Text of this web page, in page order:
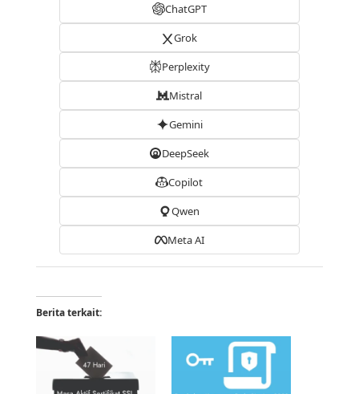
ChatGPT
Grok
Perplexity
Mistral
Gemini
DeepSeek
Copilot
Qwen
Meta AI
Berita terkait: